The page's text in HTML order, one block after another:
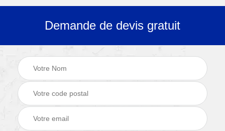
Demande de devis gratuit